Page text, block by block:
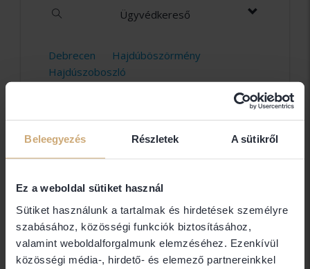
Beleegyezés Részletek A sütikről
Ez a weboldal sütiket használ
Sütiket használunk a tartalmak és hirdetések személyre
szabásához, közösségi funkciók biztosításához,
valamint weboldalforgalmunk elemzéséhez. Ezenkívül
közösségi média-, hirdető- és elemező partnereinkkel
Ügyvédkereső
Debrecen
Hajdúböszörmény
Hajdúszoboszló
Dr. Gőz Péter
DR.GŐZ ÜGYVÉDI IRODA
4024 Debrecen
Dr. Gulyás Ildikó
Ügyvéd